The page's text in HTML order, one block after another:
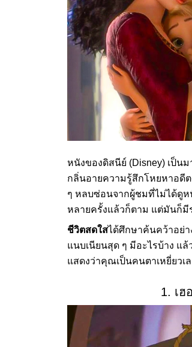
หนังของดิสนีย์ (Disney) เป็น
กลิ่นอายความรู้สึกโหยหาอดีต
ๆ หลบซ่อนจากผู้ชมที่ไม่ได้ดูห
หลายครั้งแล้วก็ตาม แต่มันก็มี
ชีวิตสดใสได้ศึกษาค้นคว้าอย่า
แนบเนียนสุด ๆ มีอะไรบ้าง แ
แสดงว่าคุณเป็นคนตาเหยี่ยวเล
1. เฮ